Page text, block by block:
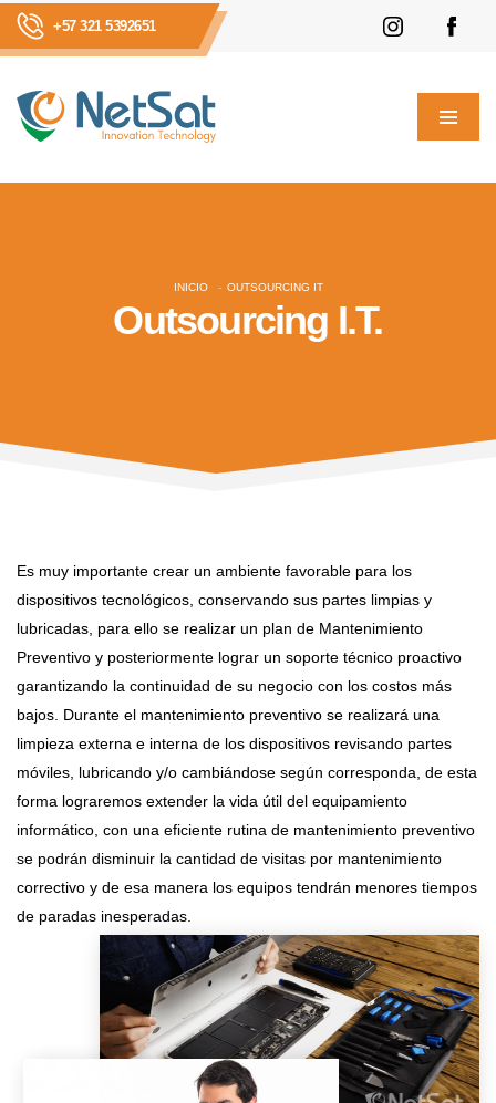
+57 321 5392651
Outsourcing I.T.
INICIO OUTSOURCING IT
Es muy importante crear un ambiente favorable para los
dispositivos tecnológicos, conservando sus partes limpias y
lubricadas, para ello se realizar un plan de Mantenimiento
Preventivo y posteriormente lograr un soporte técnico proactivo
garantizando la continuidad de su negocio con los costos más
bajos. Durante el mantenimiento preventivo se realizará una
limpieza externa e interna de los dispositivos revisando partes
móviles, lubricando y/o cambiándose según corresponda, de esta
forma lograremos extender la vida útil del equipamiento
informático, con una eficiente rutina de mantenimiento preventivo
se podrán disminuir la cantidad de visitas por mantenimiento
correctivo y de esa manera los equipos tendrán menores tiempos
de paradas inesperadas.